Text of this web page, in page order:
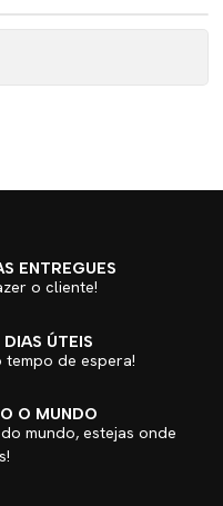
ENTREGUES
o cliente!
ÚTEIS
tempo de espera!
O MUNDO
mundo, estejas onde